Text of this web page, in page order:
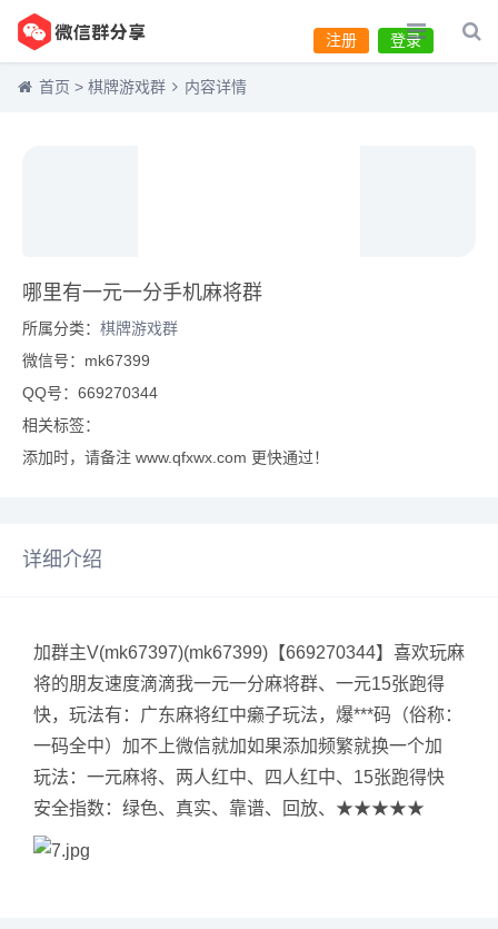
登录
注册
首页 > 棋牌游戏群 内容详情
哪里有一元一分手机麻将群
所属分类： 棋牌游戏群
微信号：mk67399
QQ号：669270344
相关标签：
添加时，请备注 www.qfxwx.com 更快通过！
详细介绍
加群主V(mk67397)(mk67399)【669270344】喜欢玩麻
将的朋友速度滴滴我一元一分麻将群、一元15张跑得
快，玩法有：广东麻将红中癞子玩法，爆***码（俗称：
一码全中）加不上微信就加如果添加频繁就换一个加
玩法：一元麻将、两人红中、四人红中、15张跑得快
安全指数：绿色、真实、靠谱、回放、★★★★★